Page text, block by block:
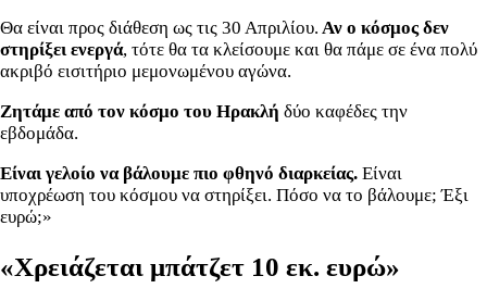
Θα είναι προς διάθεση ως τις 30 Απριλίου. Αν ο κόσμος δεν
στηρίξει ενεργά, τότε θα τα κλείσουμε και θα πάμε σε ένα πολύ
ακριβό εισιτήριο μεμονωμένου αγώνα.
Ζητάμε από τον κόσμο του Ηρακλή δύο καφέδες την
εβδομάδα.
Είναι γελοίο να βάλουμε πιο φθηνό διαρκείας. Είναι
υποχρέωση του κόσμου να στηρίξει. Πόσο να το βάλουμε; Έξι
ευρώ;»
«Χρειάζεται μπάτζετ 10 εκ. ευρώ»